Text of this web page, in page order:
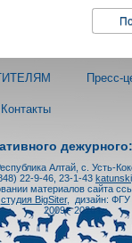
Пресс-
Контакты
Алтай, с. Усть-
22-9-46, 23-1-43
материалов сайта
студия BigSiter,
дизайн: ФГУ
2009 - 2026 гг.